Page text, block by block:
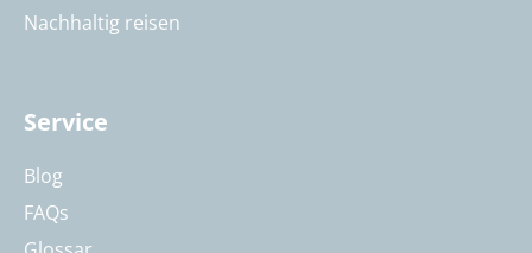
Nachhaltig reisen
Service
Blog
FAQs